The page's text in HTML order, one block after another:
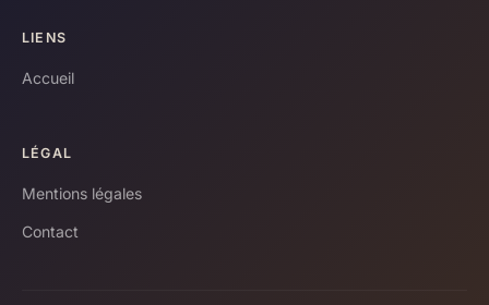
LIENS
Accueil
LÉGAL
Mentions légales
Contact